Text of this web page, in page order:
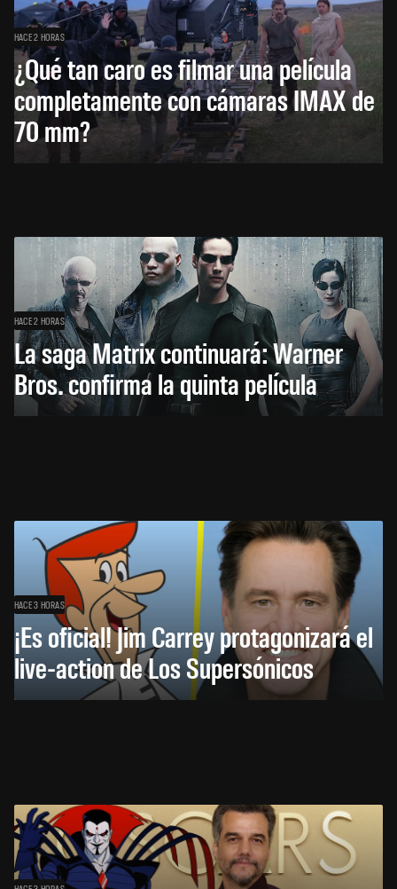
HACE 2 HORAS
¿Qué tan caro es filmar una película
completamente con cámaras IMAX de
70 mm?
HACE 2 HORAS
La saga Matrix continuará: Warner
Bros. confirma la quinta película
HACE 3 HORAS
¡Es oficial! Jim Carrey protagonizará el
live-action de Los Supersónicos